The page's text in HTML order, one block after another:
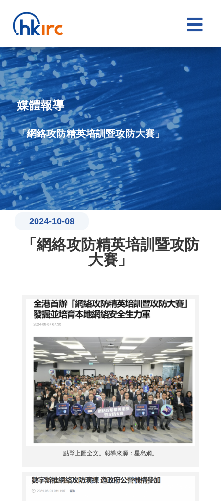

媒體報導
「網絡攻防精英培訓暨攻防大賽」
2024-10-08
「網絡攻防精英培訓暨攻防
大賽」
點擊上圖全文。報導來源：星島網。